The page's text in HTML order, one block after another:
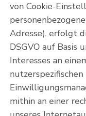
von Cookie-
Adresse), erfolgt
DSGVO auf Basis
Interesses an
mithin an einer